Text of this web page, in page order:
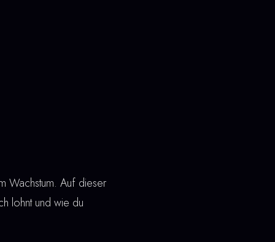
Wachstum. Auf dieser
lohnt und wie du